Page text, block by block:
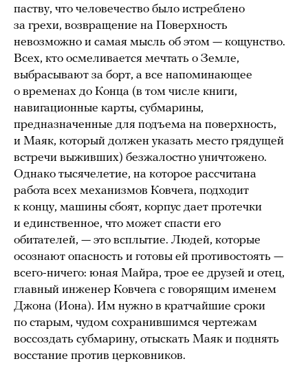
паству, что человечество было истреблено
за грехи, возвращение на Поверхность
невозможно и самая мысль об этом — кощунство.
Всех, кто осмеливается мечтать о Земле,
выбрасывают за борт, а все напоминающее
о временах до Конца (в том числе книги,
навигационные карты, субмарины,
предназначенные для подъема на поверхность,
и Маяк, который должен указать место грядущей
встречи выживших) безжалостно уничтожено.
Однако тысячелетие, на которое рассчитана
работа всех механизмов Ковчега, подходит
к концу, машины сбоят, корпус дает протечки
и единственное, что может спасти его
обитателей, — это всплытие. Людей, которые
осознают опасность и готовы ей противостоять —
всего-ничего: юная Майра, трое ее друзей и отец,
главный инженер Ковчега с говорящим именем
Джона (Иона). Им нужно в кратчайшие сроки
по старым, чудом сохранившимся чертежам
воссоздать субмарину, отыскать Маяк и поднять
восстание против церковников.